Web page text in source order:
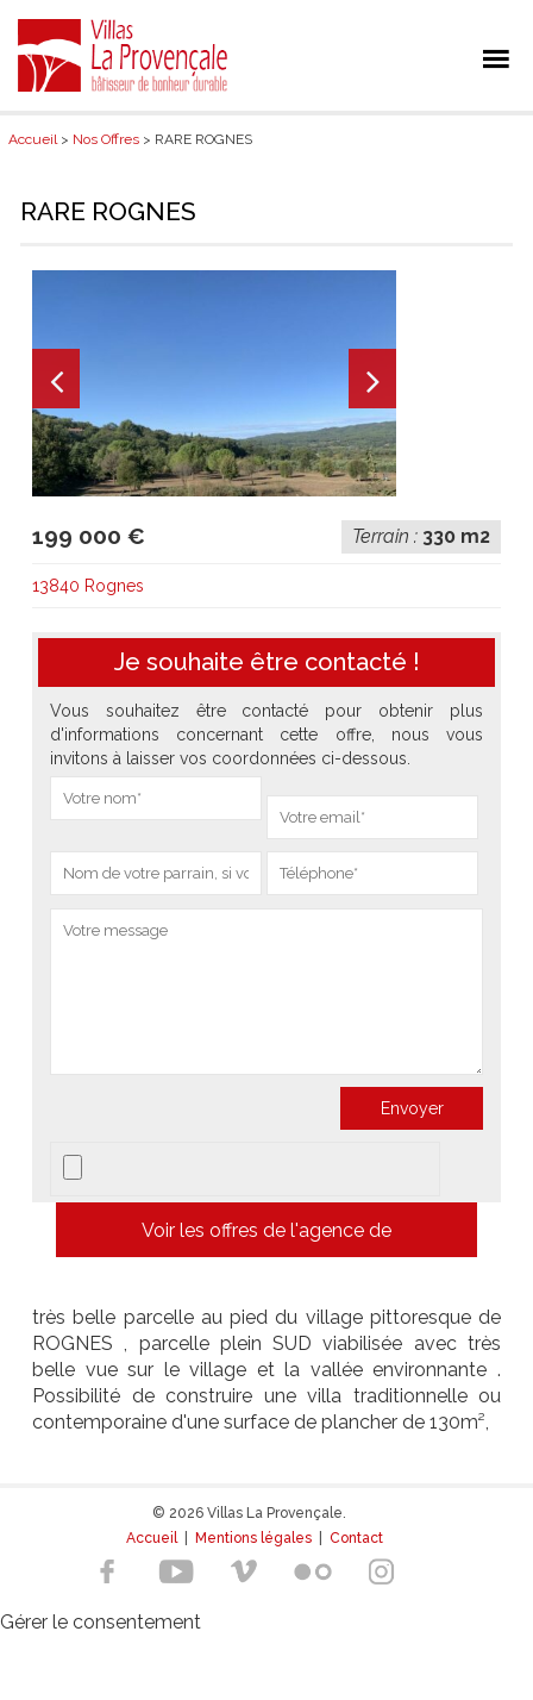
Accueil> Nos Offres > RARE ROGNES
RARE ROGNES
199 000 € Terrain : 330 m2
13840 Rognes
Je souhaite être contacté !
Vous souhaitez être contacté pour obtenir plus
d'informations concernant cette offre, nous vous
invitons à laisser vos coordonnées ci-dessous.
Voir les offres de l'agence de
très belle parcelle au pied du village pittoresque de
ROGNES , parcelle plein SUD viabilisée avec très
belle vue sur le village et la vallée environnante .
Possibilité de construire une villa traditionnelle ou
contemporaine d'une surface de plancher de 130m²,
© 2026 Villas La Provençale.
Accueil| Mentions légales Contact
Gérer le consentement